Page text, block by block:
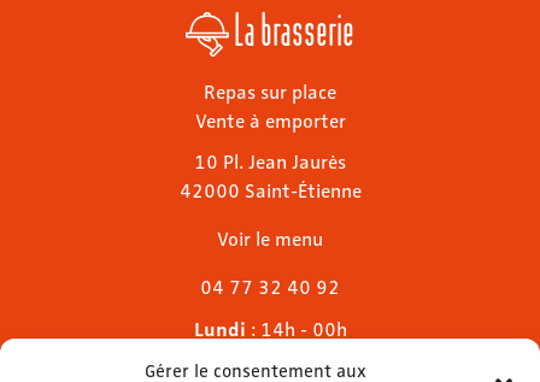
Gérer le consentement aux
La brasserie
Repas sur place
Vente à emporter
10 Pl. Jean Jaurès
42000 Saint-Étienne
Voir le menu
04 77 32 40 92
Lundi : 14h - 00h
Mardi & mercredi